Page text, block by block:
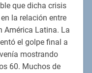
que dicha crisis
la relación entre
América Latina. La
el golpe final a
mostrando
60. Muchos de